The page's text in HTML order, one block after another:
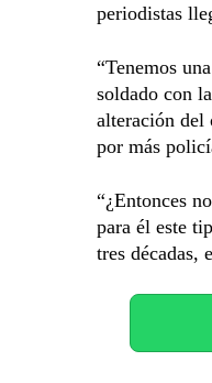
periodistas
“Tenemos
soldado con
alteración del
por más
“¿Entonces
para él este
tres décadas,